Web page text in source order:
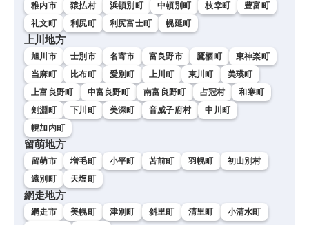
稚内市 猿払村 浜頓別町 中頓別町 枝幸町
豊富町
礼文町
利尻町 利尻富士町 幌延町
上川地方
旭川市 士別市 名寄市 富良野市 鷹栖町
東神楽町
当麻町
比布町 愛別町 上川町 東川町
美瑛町
上富良野町
中富良野町 南富良野町 占冠村
和寒町
剣淵町
下川町 美深町 音威子府村
中川町
幌加内町
留萌地方
留萌市 増毛町 小平町 苫前町 羽幌町
初山別村
遠別町
天塩町
網走地方
網走市 美幌町 津別町 斜里町 清里町
小清水町